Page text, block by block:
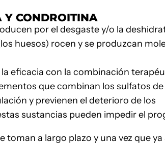
Y CONDROITINA
por el desgaste y/o la
huesos) rocen y se produzcan
eficacia con la combinación
que combinan los sulfatos
y previenen el deterioro de los
sustancias pueden impedir el
a largo plazo y una vez que